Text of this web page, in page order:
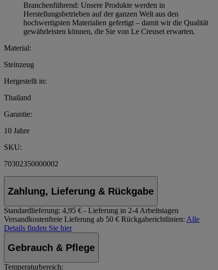
Branchenführend: Unsere Produkte werden in
Herstellungsbetrieben auf der ganzen Welt aus den
hochwertigsten Materialien gefertigt – damit wir die Qualität
gewährleisten können, die Sie von Le Creuset erwarten.
Material:
Steinzeug
Hergestellt in:
Thailand
Garantie:
10 Jahre
SKU:
70302350000002
Zahlung, Lieferung & Rückgabe
Standardlieferung: 4,95 € - Lieferung in 2-4 Arbeitstagen
Versandkostenfreie Lieferung ab 50 € Rückgaberichtlinien: Alle
Details finden Sie hier
Gebrauch & Pflege
Temperaturbereich: